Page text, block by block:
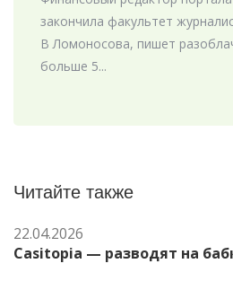
закончила факультет
В Ломоносова, пишет
больше 5...
Читайте также
22.04.2026
Casitopia — разводят на